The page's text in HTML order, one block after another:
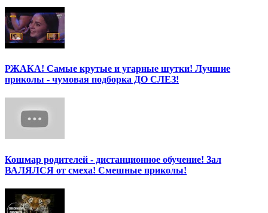
РЖАКА! Самые крутые и угарные шутки! Лучшие
приколы - чумовая подборка ДО СЛЕЗ!
Кошмар родителей - дистанционное обучение! Зал
ВАЛЯЛСЯ от смеха! Смешные приколы!